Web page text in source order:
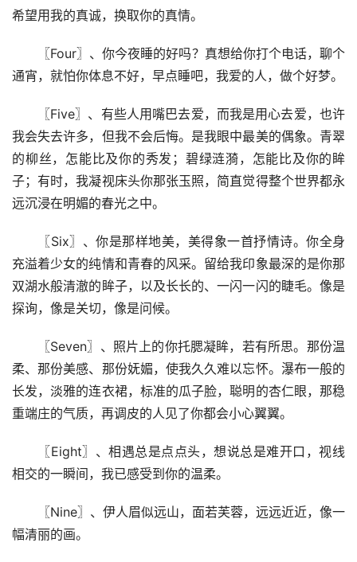
希望用我的真诚，换取你的真情。
〖Four〗、你今夜睡的好吗？真想给你打个电话，聊个
通宵，就怕你体息不好，早点睡吧，我爱的人，做个好梦。
〖Five〗、有些人用嘴巴去爱，而我是用心去爱，也许
我会失去许多，但我不会后悔。是我眼中最美的偶象。青翠
的柳丝，怎能比及你的秀发；碧绿涟漪，怎能比及你的眸
子；有时，我凝视床头你那张玉照，简直觉得整个世界都永
远沉浸在明媚的春光之中。
〖Six〗、你是那样地美，美得象一首抒情诗。你全身
充溢着少女的纯情和青春的风采。留给我印象最深的是你那
双湖水般清澈的眸子，以及长长的、一闪一闪的睫毛。像是
探询，像是关切，像是问候。
〖Seven〗、照片上的你托腮凝眸，若有所思。那份温
柔、那份美感、那份妩媚，使我久久难以忘怀。瀑布一般的
长发，淡雅的连衣裙，标准的瓜子脸，聪明的杏仁眼，那稳
重端庄的气质，再调皮的人见了你都会小心翼翼。
〖Eight〗、相遇总是点点头，想说总是难开口，视线
相交的一瞬间，我已感受到你的温柔。
〖Nine〗、伊人眉似远山，面若芙蓉，远远近近，像一
幅清丽的画。